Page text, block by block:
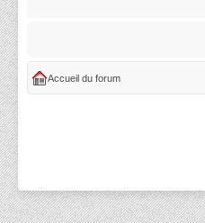
Accueil du forum